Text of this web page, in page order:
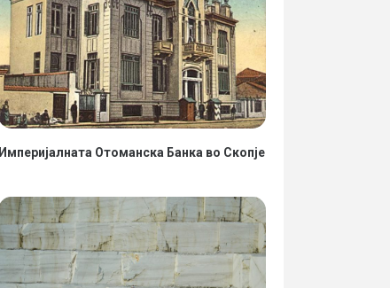
Империјалната Отоманска Банка во Скопје